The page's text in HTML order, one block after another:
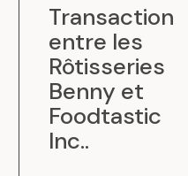
Transaction
entre les
Rôtisseries
Benny et
Foodtastic
Inc..